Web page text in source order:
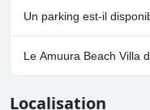
Non, Amuura Beach Villa
Un parking est-il
Oui, un parking est
Le Amuura Beach Villa
Localisation